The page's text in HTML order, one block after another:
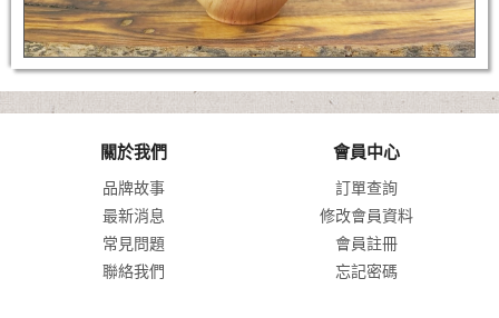
關於我們
品牌故事
最新消息
常見問題
聯絡我們
會員中心
訂單查詢
修改會員資料
會員註冊
忘記密碼